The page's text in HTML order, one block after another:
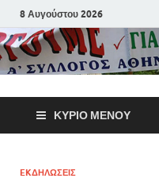
8 Αυγούστου 2026
ΚΎΡΙΟ ΜΕΝΟΎ
EKΔΗΛΩΣΕΙΣ